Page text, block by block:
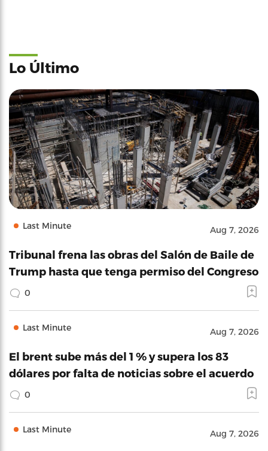
Lo Último
Last Minute Aug 7, 2026
Tribunal frena las obras del Salón de Baile de
Trump hasta que tenga permiso del Congreso
0
Last Minute Aug 7, 2026
El brent sube más del 1 % y supera los 83
dólares por falta de noticias sobre el acuerdo
0
Last Minute Aug 7, 2026